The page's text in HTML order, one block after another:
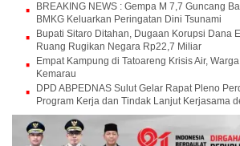
BREAKING NEWS : Gempa M 7,7 Guncang
BMKG Keluarkan Peringatan Dini Tsunami
Bupati Sitaro Ditahan, Dugaan Korupsi Dana
Ruang Rugikan Negara Rp22,7 Miliar
Empat Kampung di Tatoareng Krisis Air,
Kemarau
DPD ABPEDNAS Sulut Gelar Rapat Pleno
Program Kerja dan Tindak Lanjut Kerjasama